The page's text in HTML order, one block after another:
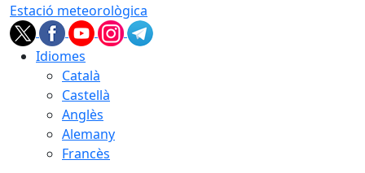
Estació meteorològica
Idiomes
Català
Castellà
Anglès
Alemany
Francès